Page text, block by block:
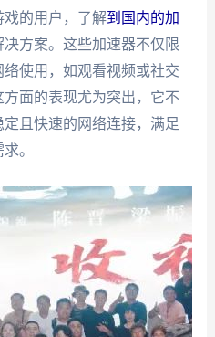
的用户，了解到国内的加
方案。这些加速器不仅限
使用，如观看视频或社交
面的表现尤为突出，它不
且快速的网络连接，满足
。